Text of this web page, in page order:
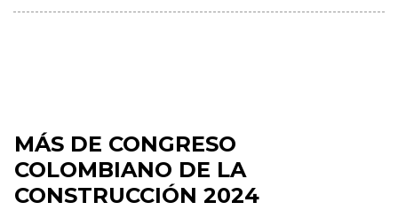
MÁS DE CONGRESO
COLOMBIANO DE LA
CONSTRUCCIÓN 2024